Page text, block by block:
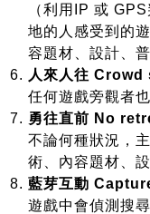
（利用IP 或
地的人感受到的
容題材、設計、
人來人往 Crowd
任何遊戲旁觀者
勇往直前 No
不論何種狀況，
術、內容題材、
藍芽互動
遊戲中會偵測搜